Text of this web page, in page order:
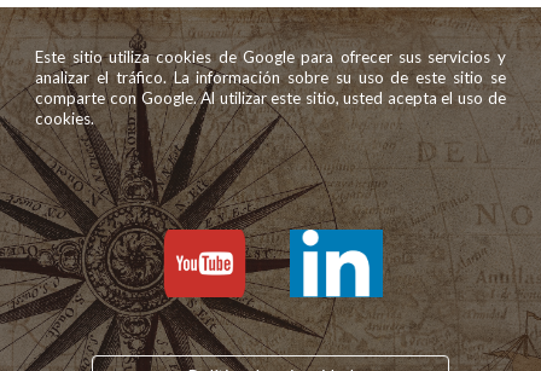
Este sitio utiliza cookies de Google para ofrecer sus servicios y
analizar el tráfico. La información sobre su uso de este sitio se
comparte con Google. Al utilizar este sitio, usted acepta el uso de
cookies.